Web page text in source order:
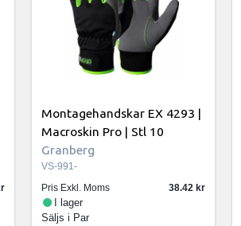
Montagehandskar EX 4293 |
Macroskin Pro | Stl 10
Granberg
VS-991-
Pris Exkl. Moms
38.42
I lager
Säljs i Par